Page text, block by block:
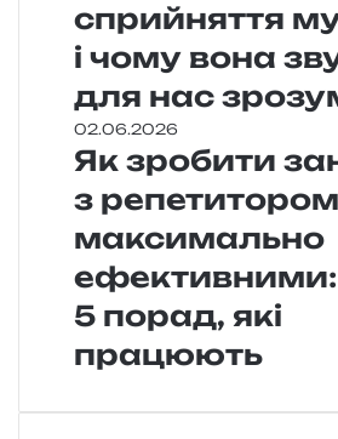
сприйняття
і чому вона
для нас
02.06.2026
Як зробити
з репетитором
максимально
ефективними:
5 порад, які
працюють